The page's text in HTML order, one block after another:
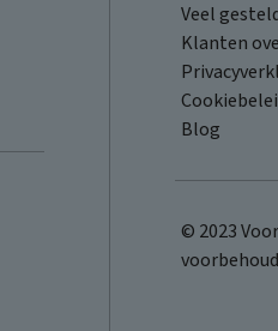
Veel
Klanten
Blog
© 2023